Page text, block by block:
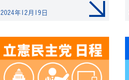
2024年12月19日